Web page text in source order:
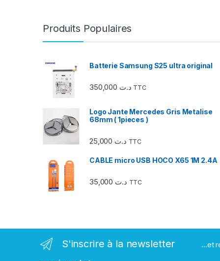
Produits Populaires
Batterie Samsung S25 ultra original
د.ت TTC
Logo Jante Mercedes Gris Metalise
68mm ( 1pieces )
د.ت TTC
CABLE micro USB HOCO X65 1M 2.4A
د.ت TTC
S'inscrire à la newsletter ...et